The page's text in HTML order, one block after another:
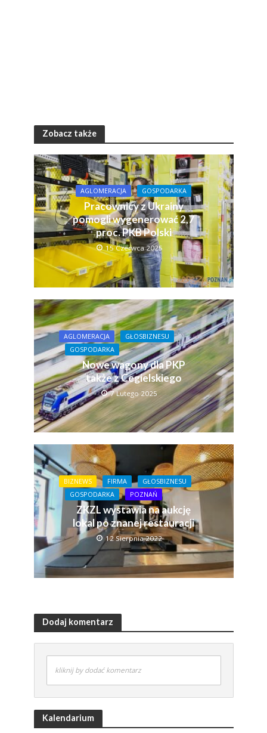
Zobacz także
AGLOMERACJA GOSPODARKA
Pracownicy z Ukrainy
pomogli wygenerować 2,7
proc. PKB Polski
15 Czerwca 2025
AGLOMERACJA
GŁOSBIZNESU
GOSPODARKA
Nowe wagony dla PKP
także z Cegielskiego
7 Lutego 2025
BIZNEWS FIRMA
GŁOSBIZNESU
GOSPODARKA
POZNAŃ
ZKZL wystawia na aukcję
lokal po znanej restauracji
12 Sierpnia 2022
Dodaj komentarz
kliknij by dodać komentarz
Kalendarium